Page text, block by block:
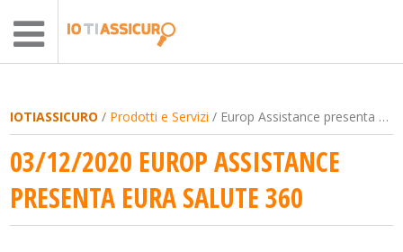
IOTIASSICURO / Prodotti e Servizi / Europ Assistance presenta Eura Salute 360
03/12/2020 EUROP ASSISTANCE
PRESENTA EURA SALUTE 360